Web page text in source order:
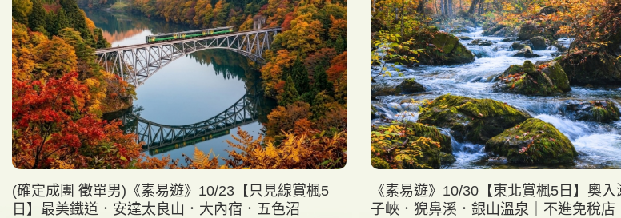
(確定成團 徵單男)《素易遊》10/23【只見線賞楓5
日】最美鐵道．安達太良山．大內宿．五色沼
《素易遊》10/30【東北賞楓5日】奧
子峽．猊鼻溪．銀山溫泉｜不進免稅店